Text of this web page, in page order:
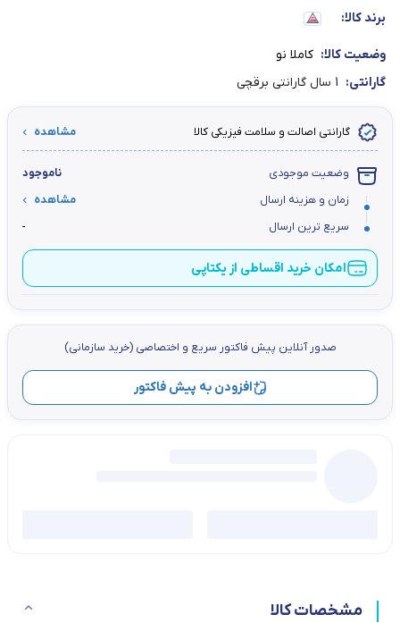
برند کالا:
وضعیت کالا: کاملا نو
گارانتی: 1 سال گارانتی برقچی
گارانتی اصالت و سلامت فیزیکی کالا مشاهده
وضعیت موجودی
ناموجود
زمان و هزینه ارسال
مشاهده
سریع ترین ارسال
-
امکان خرید اقساطی از یکتاپی
صدور آنلاین پيش فاكتور سریع و اختصاصي (خرید سازمانی)
افزودن به پیش فاکتور
مشخصات کالا